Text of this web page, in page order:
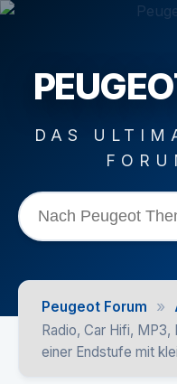
DAS
Peugeot Forum »
Radio, Car Hifi, MP3,
einer Endstufe mit